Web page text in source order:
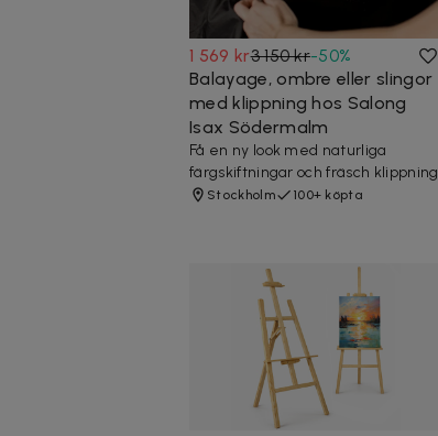
1 569 kr3 150 kr-50%
Balayage, ombre eller slingor
med klippning hos Salong
Isax Södermalm
Få en ny look med naturliga
färgskiftningar och fräsch klippning
Stockholm 100+ köpta